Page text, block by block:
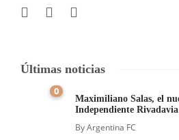
Últimas noticias
0
Maximiliano Salas, el
Independiente Rivadavia
ByArgentina FC